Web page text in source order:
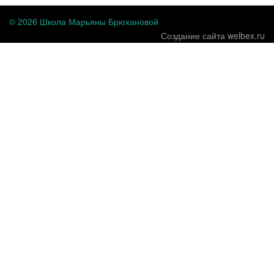
© 2026 Школа Марьяны Брюхановой
Создание сайта welbex.ru